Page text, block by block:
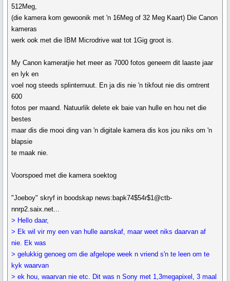
512Meg,
(die kamera kom gewoonik met 'n 16Meg of 32 Meg Kaart) Die Canon
kameras
werk ook met die IBM Microdrive wat tot 1Gig groot is.
My Canon kameratjie het meer as 7000 fotos geneem dit laaste jaar
en lyk en
voel nog steeds splinternuut. En ja dis nie 'n tikfout nie dis omtrent
600
fotos per maand. Natuurlik delete ek baie van hulle en hou net die
bestes
maar dis die mooi ding van 'n digitale kamera dis kos jou niks om 'n
blapsie
te maak nie.
Voorspoed met die kamera soektog
"Joeboy" skryf in boodskap news:bapk74$54r$1@ctb-
nnrp2.saix.net...
> Hello daar,
> Ek wil vir my een van hulle aanskaf, maar weet niks daarvan af
nie. Ek was
> gelukkig genoeg om die afgelope week n vriend s'n te leen om te
kyk waarvan
> ek hou, waarvan nie etc. Dit was n Sony met 1,3megapixel, 3 maal